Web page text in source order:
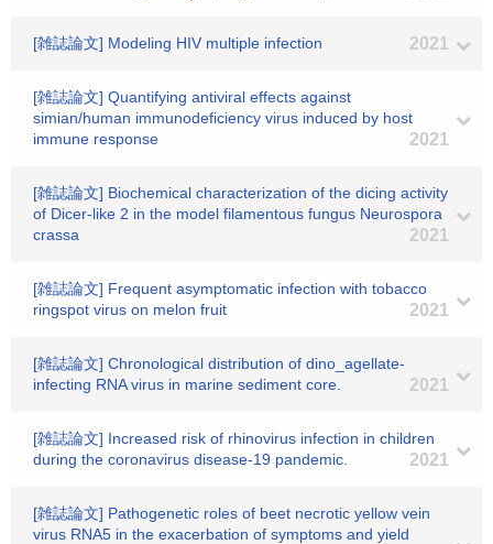
[雑誌論文] Modeling HIV multiple infection 2021
[雑誌論文] Quantifying antiviral effects against
simian/human immunodeficiency virus induced by host
immune response
2021
[雑誌論文] Biochemical characterization of the dicing activity
of Dicer-like 2 in the model filamentous fungus Neurospora
crassa
2021
[雑誌論文] Frequent asymptomatic infection with tobacco
ringspot virus on melon fruit
2021
[雑誌論文] Chronological distribution of dino_agellate-
infecting RNA virus in marine sediment core.
2021
[雑誌論文] Increased risk of rhinovirus infection in children
during the coronavirus disease-19 pandemic.
2021
[雑誌論文] Pathogenetic roles of beet necrotic yellow vein
virus RNA5 in the exacerbation of symptoms and yield